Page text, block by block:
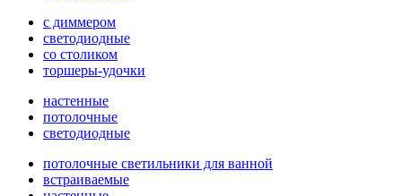
с диммером
светодиодные
со столиком
торшеры-удочки
настенные
потолочные
светодиодные
потолочные светильники для ванной
встраиваемые